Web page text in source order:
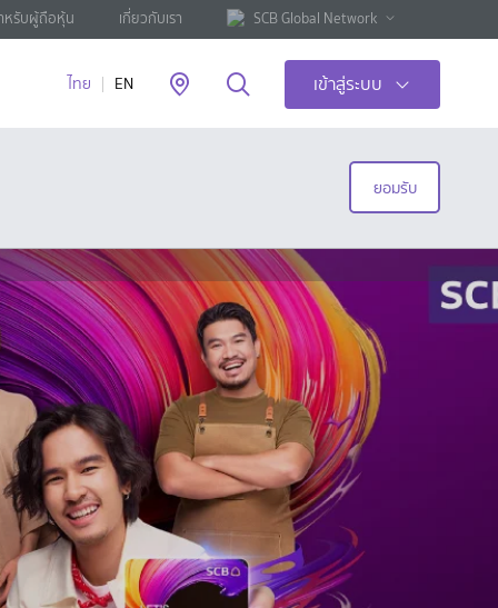
หรับผู้ถือหุ้น เกี่ยวกับเรา SCB Global Network
ไทย EN เข้าสู่ระบบ
ยอมรับ